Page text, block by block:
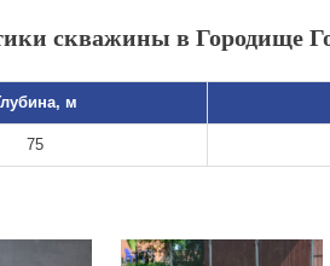
скважины в Городище
м
75